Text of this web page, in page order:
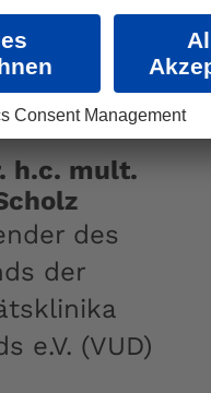
h.c. mult.
des
der
e.V. (VUD)